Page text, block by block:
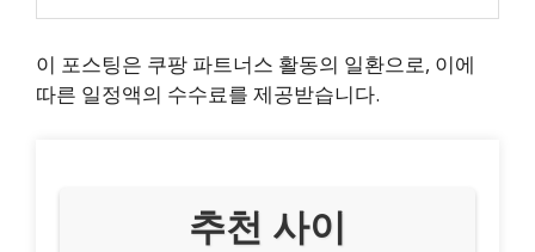
이 포스팅은 쿠팡 파트너스 활동의 일환으로, 이에
따른 일정액의 수수료를 제공받습니다.
추천 사이